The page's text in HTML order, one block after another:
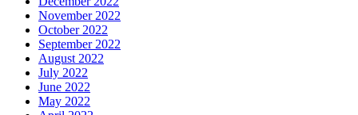
November 2022
October 2022
September 2022
August 2022
July 2022
June 2022
May 2022